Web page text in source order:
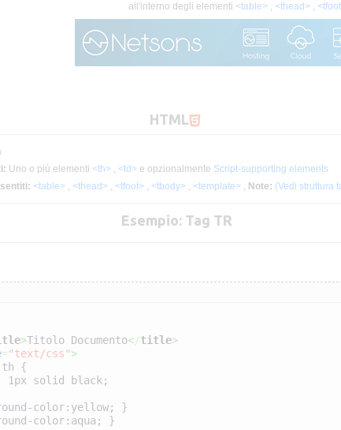
all'interno degli elementi <table>, <thead>,
HTML
Uno o più elementi <th> , <td> e opzionalmente Script-supporting elements
<table> , <thead> , <tfoot> , <tbody> , <template> , Note: (Vedi struttura
Esempio: Tag TR
>Titolo Documento</title>
="text/css">
{
1px solid black;
color:yellow; }
color:aqua; }